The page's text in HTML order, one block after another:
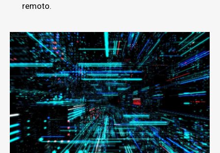
remoto.